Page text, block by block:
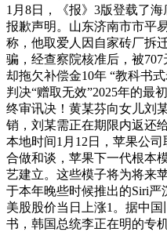
1月8日，《报》3版登载了
报歉声明。山东济南市市平
称，他取爱人因自家砖厂拆
骗，经查察院核准后，被
却拖欠补偿金10年 “教科书
判决“赠取无效”2025年的最
终审讯决！黄某芬向女儿刘
销，刘某需正在期限内返还
本地时间1月12日，苹果公
合做和谈，苹果下一代根本
艺建立。这些模子将为将来
于本年晚些时候推出的Siri
美股股价当日上涨1。据中
书，韩国总统李正在明的专